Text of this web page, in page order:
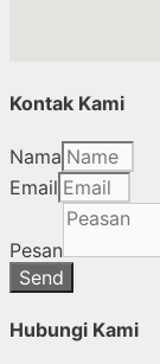
Kontak Kami
Nama
Email
Pesan
Send
Hubungi Kami